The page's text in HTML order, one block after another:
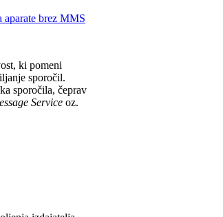
aparate brez MMS
ki pomeni
sporočil.
sporočila, čeprav
Service oz.